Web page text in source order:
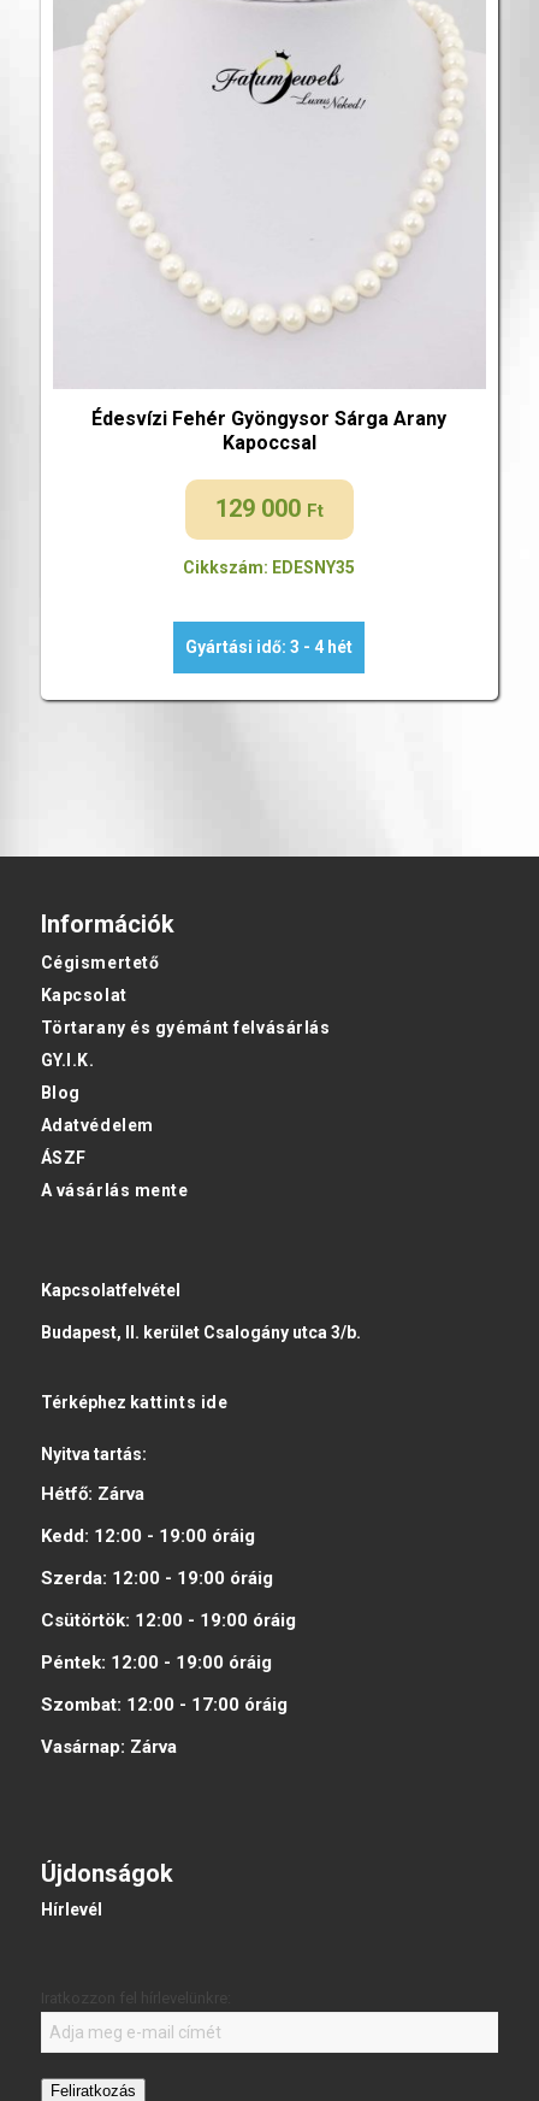
Édesvízi Fehér Gyöngysor Sárga Arany
Kapoccsal
129 000 Ft
Cikkszám: EDESNY35
Gyártási idő: 3 - 4 hét
Információk
Cégismertető
Kapcsolat
Törtarany és gyémánt felvásárlás
GY.I.K.
Blog
Adatvédelem
ÁSZF
A vásárlás mente
Kapcsolatfelvétel
Budapest, II. kerület Csalogány utca 3/b.
Térképhez kattints ide
Nyitva tartás:
Hétfő: Zárva
Kedd: 12:00 - 19:00 óráig
Szerda: 12:00 - 19:00 óráig
Csütörtök: 12:00 - 19:00 óráig
Péntek: 12:00 - 19:00 óráig
Szombat: 12:00 - 17:00 óráig
Vasárnap: Zárva
Újdonságok
Hírlevél
Feliratkozás